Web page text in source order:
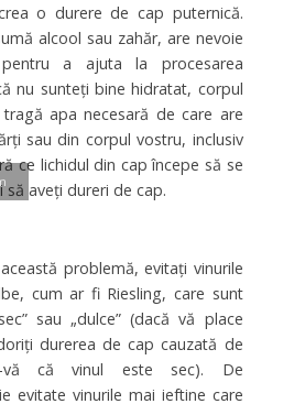
o durere de cap puternică.
alcool sau zahăr, are nevoie
a ajuta la procesarea
nu sunteţi bine hidratat, corpul
apa necesară de care are
sau din corpul vostru, inclusiv
ce lichidul din cap începe să se
să aveţi dureri de cap.
problemă, evitaţi vinurile
cum ar fi Riesling, care sunt
sau „dulce” (dacă vă place
durerea de cap cauzată de
vă că vinul este sec). De
evitate vinurile mai ieftine care